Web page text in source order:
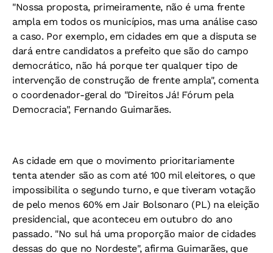
"Nossa proposta, primeiramente, não é uma frente
ampla em todos os municípios, mas uma análise caso
a caso. Por exemplo, em cidades em que a disputa se
dará entre candidatos a prefeito que são do campo
democrático, não há porque ter qualquer tipo de
intervenção de construção de frente ampla", comenta
o coordenador-geral do "Direitos Já! Fórum pela
Democracia", Fernando Guimarães.
As cidade em que o movimento prioritariamente
tenta atender são as com até 100 mil eleitores, o que
impossibilita o segundo turno, e que tiveram votação
de pelo menos 60% em Jair Bolsonaro (PL) na eleição
presidencial, que aconteceu em outubro do ano
passado. "No sul há uma proporção maior de cidades
dessas do que no Nordeste", afirma Guimarães, que